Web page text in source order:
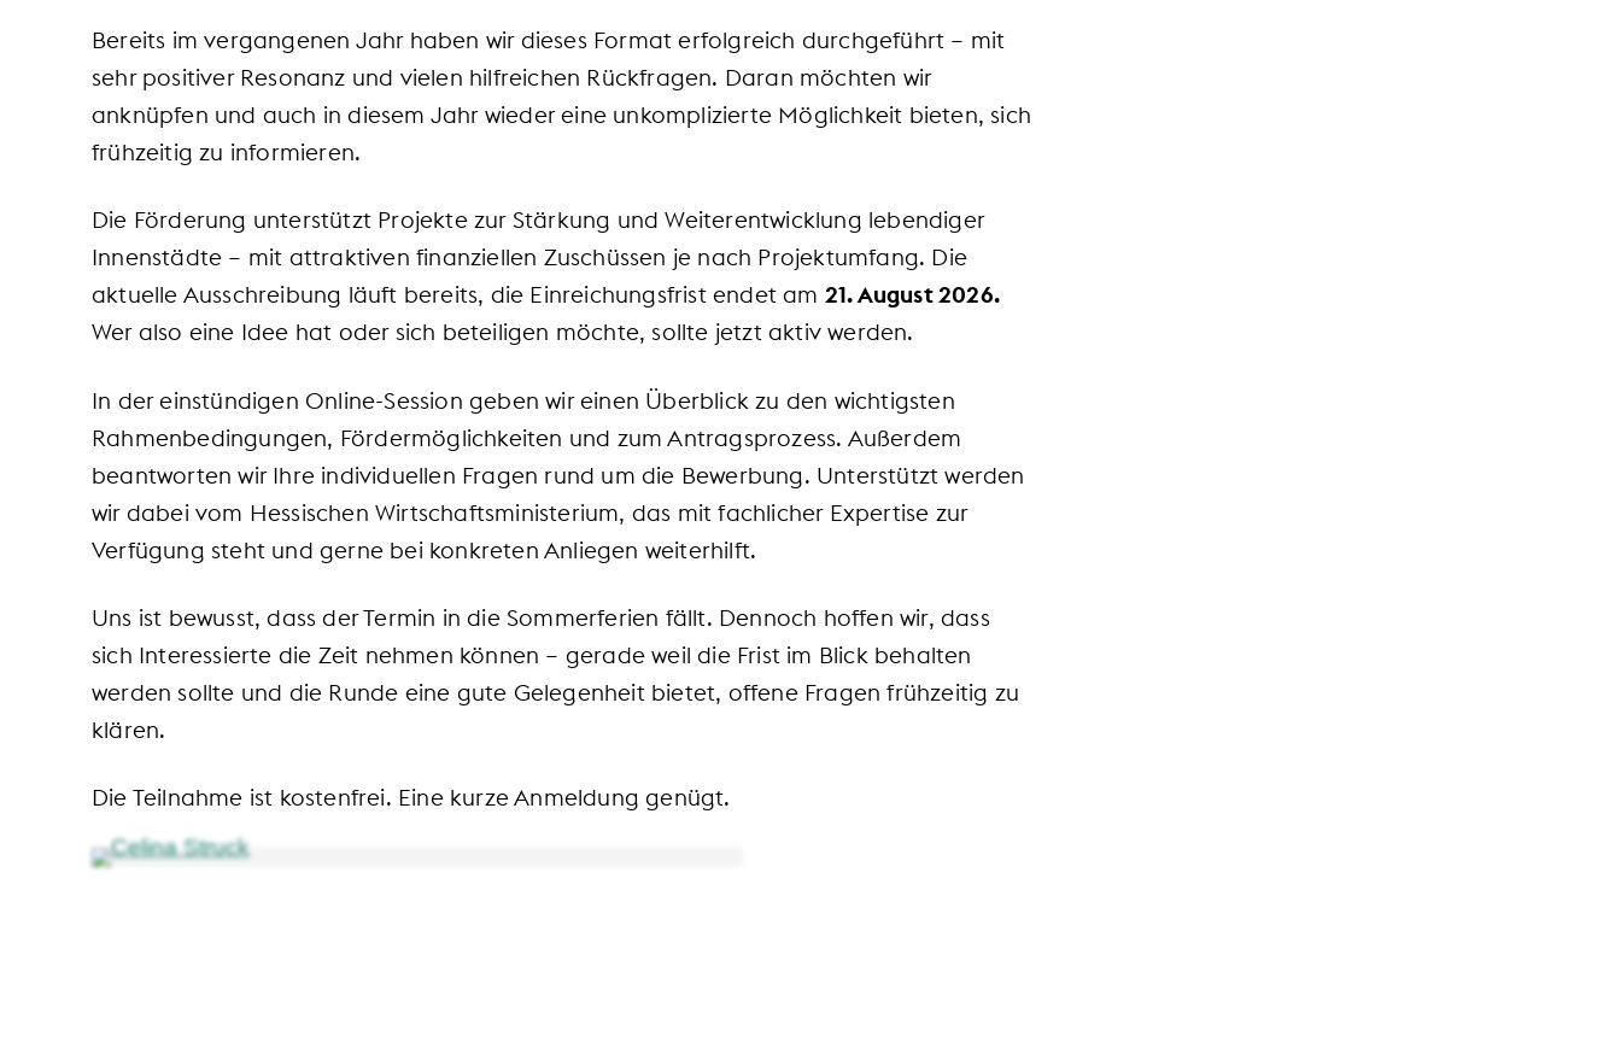
Bereits im vergangenen Jahr haben wir dieses Format erfolgreich durchgeführt – mit
sehr positiver Resonanz und vielen hilfreichen Rückfragen. Daran möchten wir
anknüpfen und auch in diesem Jahr wieder eine unkomplizierte Möglichkeit bieten, sich
frühzeitig zu informieren.
Die Förderung unterstützt Projekte zur Stärkung und Weiterentwicklung lebendiger
Innenstädte – mit attraktiven finanziellen Zuschüssen je nach Projektumfang. Die
aktuelle Ausschreibung läuft bereits, die Einreichungsfrist endet am 21. August 2026.
Wer also eine Idee hat oder sich beteiligen möchte, sollte jetzt aktiv werden.
In der einstündigen Online-Session geben wir einen Überblick zu den wichtigsten
Rahmenbedingungen, Fördermöglichkeiten und zum Antragsprozess. Außerdem
beantworten wir Ihre individuellen Fragen rund um die Bewerbung. Unterstützt werden
wir dabei vom Hessischen Wirtschaftsministerium, das mit fachlicher Expertise zur
Verfügung steht und gerne bei konkreten Anliegen weiterhilft.
Uns ist bewusst, dass der Termin in die Sommerferien fällt. Dennoch hoffen wir, dass
sich Interessierte die Zeit nehmen können – gerade weil die Frist im Blick behalten
werden sollte und die Runde eine gute Gelegenheit bietet, offene Fragen frühzeitig zu
klären.
Die Teilnahme ist kostenfrei. Eine kurze Anmeldung genügt.